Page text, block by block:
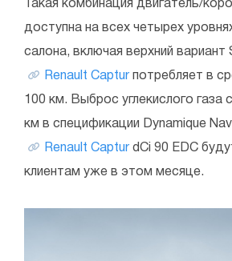
Такая комбинация двигатель/
доступна на всех четырех
салона, включая верхний вариант
Renault Captur потребляет в
100 км. Выброс углекислого газа
км в спецификации Dynamique
Renault Captur dCi 90 EDC
клиентам уже в этом месяце.